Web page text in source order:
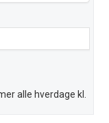
alle hverdage kl.